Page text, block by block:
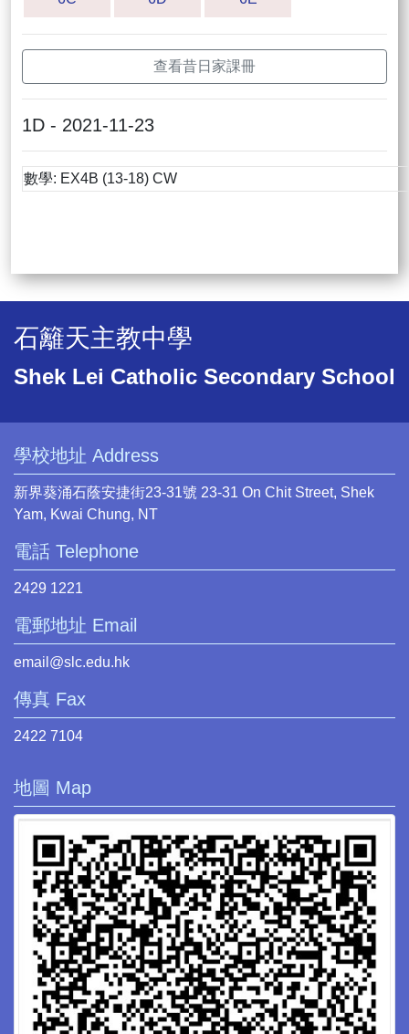
查看昔日家課冊
1D - 2021-11-23
數學: EX4B (13-18) CW
石籬天主教中學
Shek Lei Catholic Secondary School
學校地址 Address
新界葵涌石蔭安捷街23-31號 23-31 On Chit Street, Shek
Yam, Kwai Chung, NT
電話 Telephone
2429 1221
電郵地址 Email
email@slc.edu.hk
傳真 Fax
2422 7104
地圖 Map